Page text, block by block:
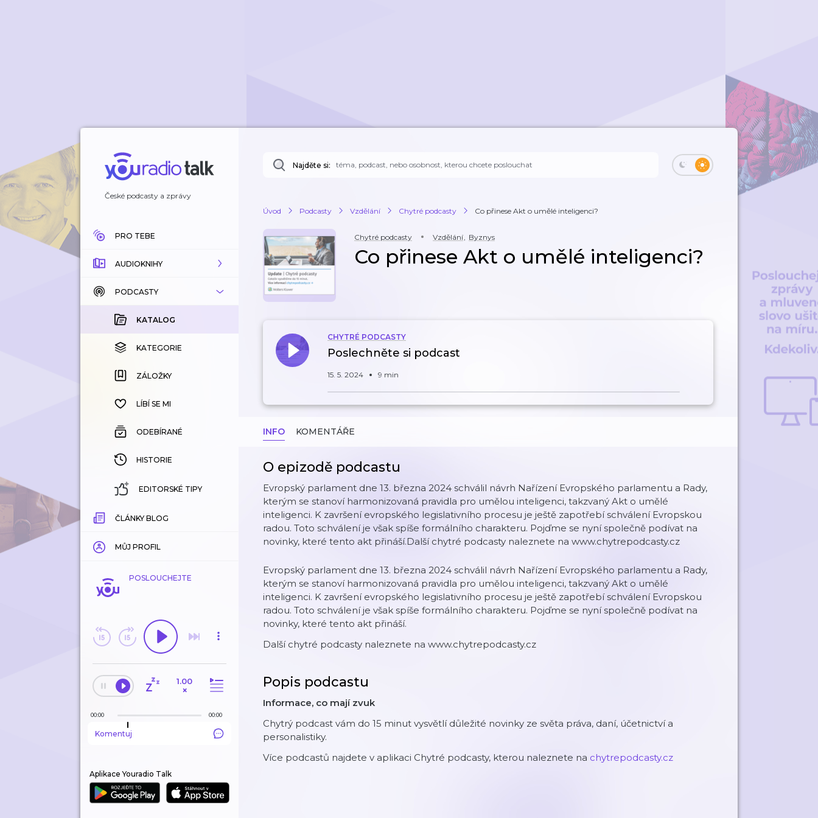
České podcasty a zprávy
PRO TEBE
AUDIOKNIHY
KATALOG
KOUPENÉ
KATEGORIE
ZÁLOŽKY
HISTORIE
PODCASTY
KATALOG
KATEGORIE
ZÁLOŽKY
LÍBÍ SE MI
ODEBÍRANÉ
HISTORIE
EDITORSKÉ TIPY
ČLÁNKY BLOG
MŮJ PROFIL
POSLOUCHEJTE
1.00
×
00:00 00:00
Komentuj
Aplikace Youradio Talk
Najděte si:
Úvod Podcasty Vzdělání Chytré podcasty Co přinese Akt o umělé inteligenci?
Chytré podcasty Vzdělání, Byznys
Co přinese Akt o umělé inteligenci?
CHYTRÉ PODCASTY
Poslechněte si podcast
15. 5. 2024 9 min
INFO KOMENTÁŘE
O epizodě podcastu
Evropský parlament dne 13. března 2024 schválil návrh Nařízení Evropského parlamentu a Rady,
kterým se stanoví harmonizovaná pravidla pro umělou inteligenci, takzvaný Akt o umělé
inteligenci. K završení evropského legislativního procesu je ještě zapotřebí schválení Evropskou
radou. Toto schválení je však spíše formálního charakteru. Pojďme se nyní společně podívat na
novinky, které tento akt přináší.Další chytré podcasty naleznete na www.chytrepodcasty.cz
Evropský parlament dne 13. března 2024 schválil návrh Nařízení Evropského parlamentu a Rady,
kterým se stanoví harmonizovaná pravidla pro umělou inteligenci, takzvaný Akt o umělé
inteligenci. K završení evropského legislativního procesu je ještě zapotřebí schválení Evropskou
radou. Toto schválení je však spíše formálního charakteru. Pojďme se nyní společně podívat na
novinky, které tento akt přináší.
Další chytré podcasty naleznete na www.chytrepodcasty.cz
Popis podcastu
Informace, co mají zvuk
Chytrý podcast vám do 15 minut vysvětlí důležité novinky ze světa práva, daní, účetnictví a
personalistiky.
Více podcastů najdete v aplikaci Chytré podcasty, kterou naleznete na chytrepodcasty.cz